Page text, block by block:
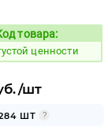
Код:
товара:
ценности
шт
ШТ